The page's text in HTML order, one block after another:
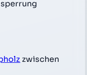
zwischen